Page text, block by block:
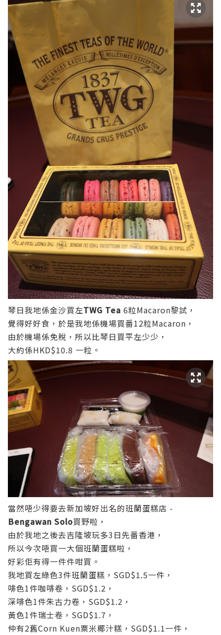
琴日我地係金沙買左TWG Tea 6粒Macaron黎試，
覺得好好食，於是我地係機場買番12粒Macaron，
由於機場係免稅，所以比琴日買平左少少，
大約係HKD$10.8 一粒。
當然唔少得要去新加坡好出名的班蘭蛋糕店 -
Bengawan Solo買野啦，
由於我地之後去吉隆坡玩多3日先番香港，
所以今次唔買一大個班蘭蛋糕啦，
好彩佢有得一件件咁買。
我地買左綠色3件班蘭蛋糕，SGD$1.5一件，
啡色1件咖啡卷，SGD$1.2，
深啡色1件朱古力卷，SGD$1.2，
黃色1件瑞士卷，SGD$1.7，
仲有2舊Corn Kuen粟米椰汁糕，SGD$1.1一件，